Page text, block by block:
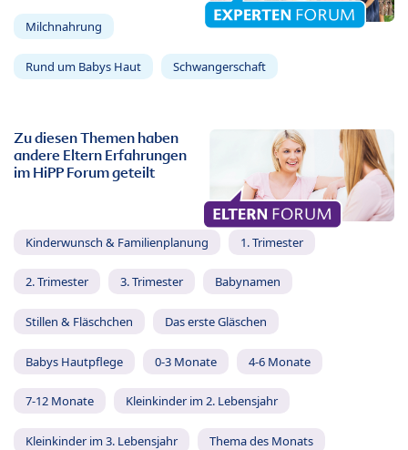
Milchnahrung
Rund um Babys Haut Schwangerschaft
Zu diesen Themen haben
andere Eltern Erfahrungen
im HiPP Forum geteilt
Kinderwunsch & Familienplanung 1. Trimester
2. Trimester 3. Trimester Babynamen
Stillen & Fläschchen Das erste Gläschen
Babys Hautpflege 0-3 Monate 4-6 Monate
7-12 Monate Kleinkinder im 2. Lebensjahr
Kleinkinder im 3. Lebensjahr Thema des Monats